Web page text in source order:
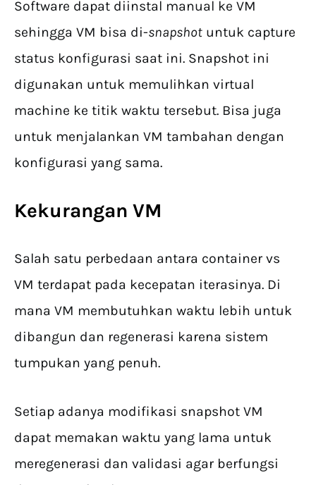
Software dapat diinstal manual ke VM
sehingga VM bisa di-snapshot untuk capture
status konfigurasi saat ini. Snapshot ini
digunakan untuk memulihkan virtual
machine ke titik waktu tersebut. Bisa juga
untuk menjalankan VM tambahan dengan
konfigurasi yang sama.
Kekurangan VM
Salah satu perbedaan antara container vs
VM terdapat pada kecepatan iterasinya. Di
mana VM membutuhkan waktu lebih untuk
dibangun dan regenerasi karena sistem
tumpukan yang penuh.
Setiap adanya modifikasi snapshot VM
dapat memakan waktu yang lama untuk
meregenerasi dan validasi agar berfungsi